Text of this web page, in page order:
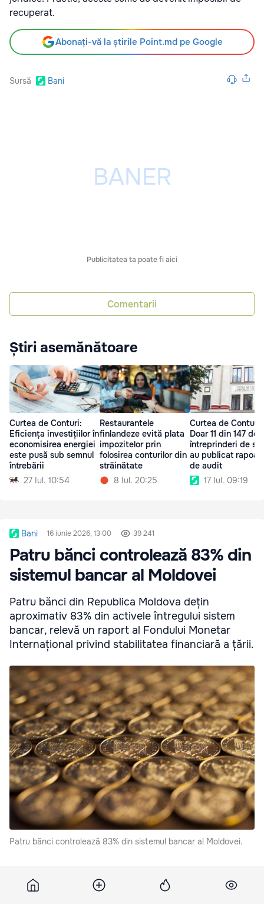
recuperat.
Abonați-vă la știrile Point.md pe Google
Sursă Bani
Publicitatea ta poate fi aici
Comentarii
Știri asemănătoare
Curtea de Conturi:
Eficiența investițiilor în
economisirea energiei
este pusă sub semnul
întrebării
27 Iul. 10:54
Restaurantele
finlandeze evită plata
impozitelor prin
folosirea conturilor din
străinătate
8 Iul. 20:25
Curtea de Conturi:
Doar 11 din 147 de
întreprinderi de
au publicat
de audit
17 Iul. 09:19
Bani 16 iunie 2026, 13:00 39 241
Patru bănci controlează 83% din
sistemul bancar al Moldovei
Patru bănci din Republica Moldova dețin
aproximativ 83% din activele întregului sistem
bancar, relevă un raport al Fondului Monetar
Internațional privind stabilitatea financiară a țării.
Patru bănci controlează 83% din sistemul bancar al Moldovei.
Potrivit documentului, gradul ridicat de concentrare
face ca aceste instituții să fie considerate bănci de